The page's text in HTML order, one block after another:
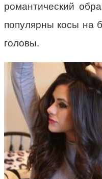
романтический
популярны косы на
головы.